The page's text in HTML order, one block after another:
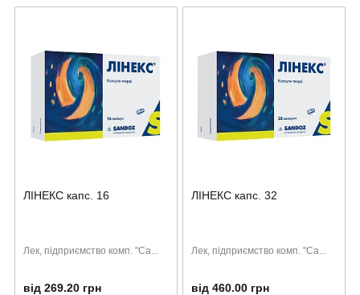
ЛІНЕКС капс. 16
Лек, підприємство комп. "Са...
від 269.20 грн
ЛІНЕКС капс. 32
Лек, підприємство комп. "Са...
від 460.00 грн